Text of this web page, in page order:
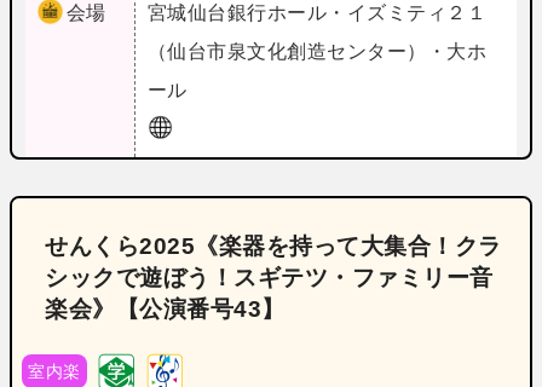
会場 宮城仙台銀行ホール・イズミティ２１
（仙台市泉文化創造センター）・大ホ
ール
せんくら2025《楽器を持って大集合！クラ
シックで遊ぼう！スギテツ・ファミリー音
楽会》【公演番号43】
室内楽